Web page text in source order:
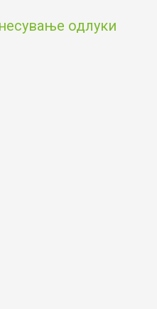
одлуки